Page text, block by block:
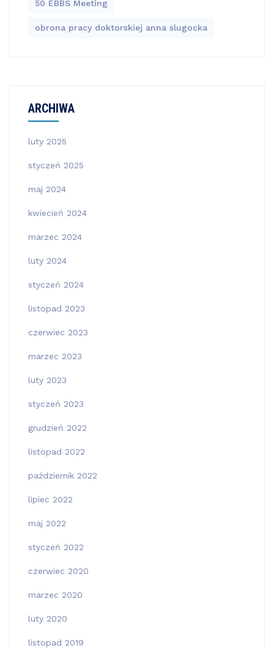
50 EBBS Meeting
obrona pracy doktorskiej anna slugocka
ARCHIWA
luty 2025
styczeń 2025
maj 2024
kwiecień 2024
marzec 2024
luty 2024
styczeń 2024
listopad 2023
czerwiec 2023
marzec 2023
luty 2023
styczeń 2023
grudzień 2022
listopad 2022
październik 2022
lipiec 2022
maj 2022
styczeń 2022
czerwiec 2020
marzec 2020
luty 2020
listopad 2019